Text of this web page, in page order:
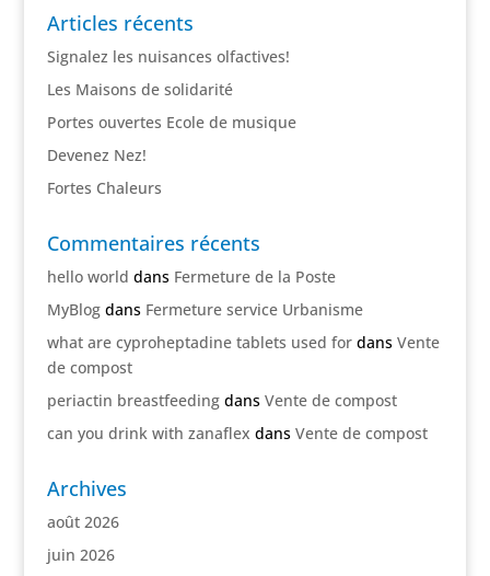
Articles récents
Signalez les nuisances olfactives!
Les Maisons de solidarité
Portes ouvertes Ecole de musique
Devenez Nez!
Fortes Chaleurs
Commentaires récents
hello world dans Fermeture de la Poste
MyBlogdans Fermeture service Urbanisme
what are cyproheptadine tablets used fordans Vente
de compost
periactin breastfeedingdans Vente de compost
can you drink with zanaflex dans Vente de compost
Archives
août 2026
juin 2026